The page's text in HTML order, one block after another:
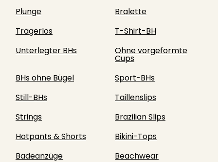
Plunge
Bralette
Trägerlos
T-Shirt-BH
Unterlegter BHs
Ohne vorgeformte
Cups
BHs ohne Bügel
Sport-BHs
Still-BHs
Taillenslips
Strings
Brazilian Slips
Hotpants & Shorts
Bikini-Tops
Badeanzüge
Beachwear